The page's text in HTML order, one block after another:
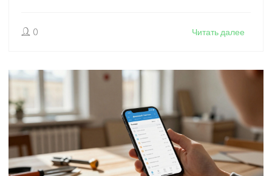
0 Читать далее